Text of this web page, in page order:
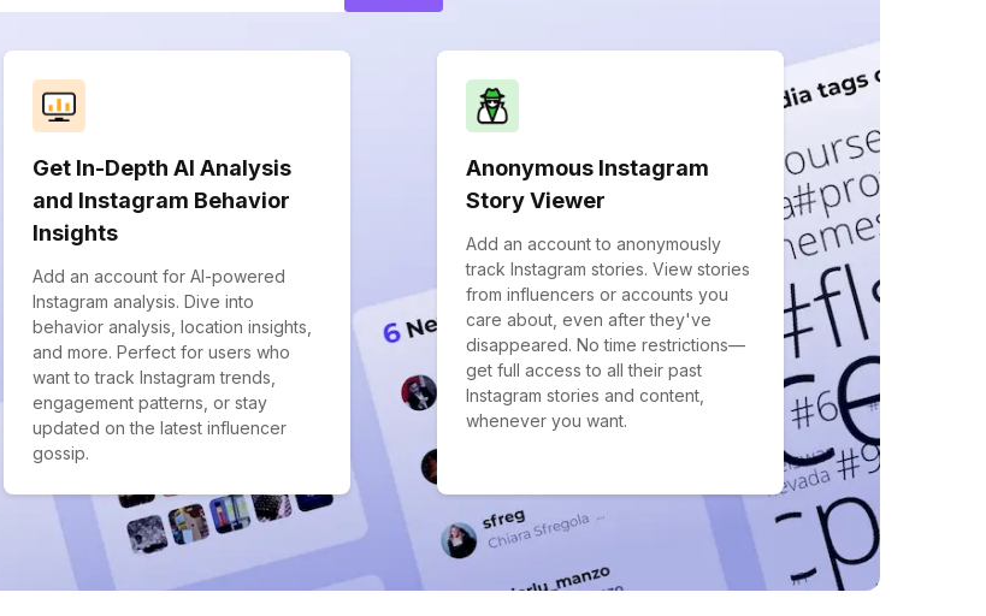
Get In-Depth AI Analysis
and Instagram Behavior
Insights
Add an account for AI-powered
Instagram analysis. Dive into
behavior analysis, location insights,
and more. Perfect for users who
want to track Instagram trends,
engagement patterns, or stay
updated on the latest influencer
gossip.
Anonymous Instagram
Story Viewer
Add an account to anonymously
track Instagram stories. View stories
from influencers or accounts you
care about, even after they've
disappeared. No time restrictions—
get full access to all their past
Instagram stories and content,
whenever you want.